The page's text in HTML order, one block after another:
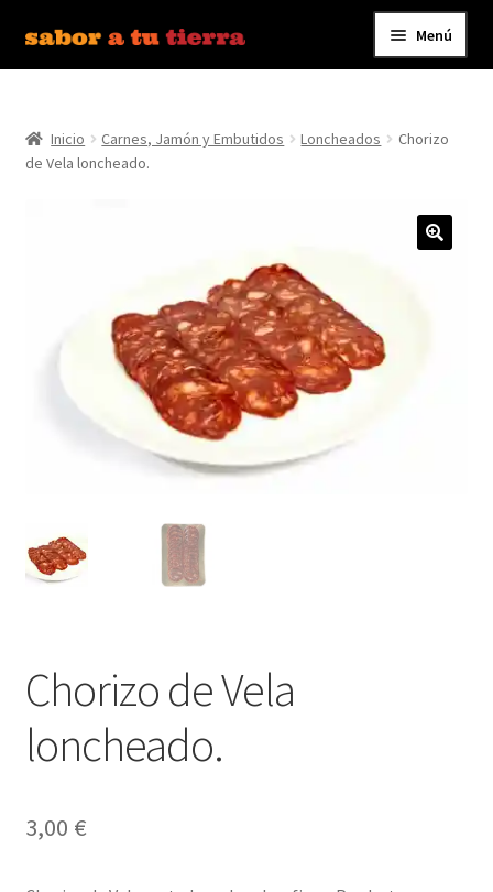
Ir
a
Ir
al
Menú
Bebidas
Conservas y Platos Preparados
Contáctanos
Finalizar compra
Métodos de pago
Mi cuenta
Ofertas
Inicio Carnes, Jamón y Embutidos Loncheados
Chorizo
de Vela loncheado.
Chorizo de Vela
loncheado.
3,00 €